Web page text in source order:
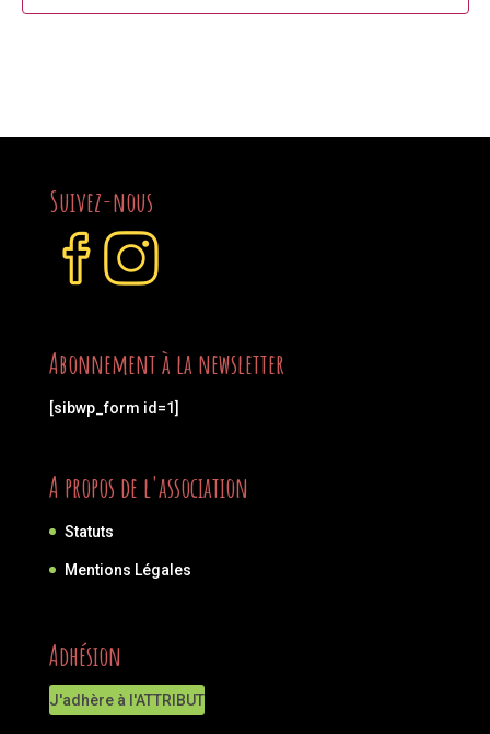
Suivez-nous
Abonnement à la newsletter
[sibwp_form id=1]
A propos de l'association
Statuts
Mentions Légales
Adhésion
J'adhère à l'ATTRIBUT